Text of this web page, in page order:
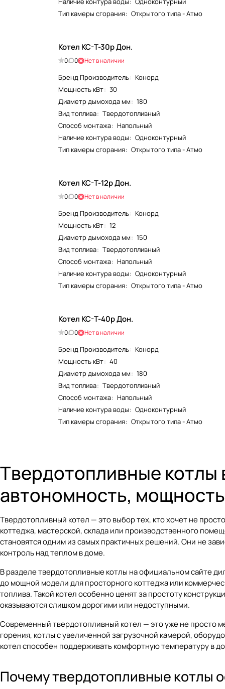
Тип камеры сгорания: Открытого типа - Атмо
Котел КС-Т-30р Дон.
0 0 Нет в наличии
Бренд Производитель: Конорд
Мощность кВт: 30
Диаметр дымохода мм: 180
Вид топлива: Твердотопливный
Способ монтажа: Напольный
Наличие контура воды: Одноконтурный
Тип камеры сгорания: Открытого типа - Атмо
Котел КС-Т-12р Дон.
0 0 Нет в наличии
Бренд Производитель: Конорд
Мощность кВт: 12
Диаметр дымохода мм: 150
Вид топлива: Твердотопливный
Способ монтажа: Напольный
Наличие контура воды: Одноконтурный
Тип камеры сгорания: Открытого типа - Атмо
Котел КС-Т-40р Дон.
0 0 Нет в наличии
Бренд Производитель: Конорд
Мощность кВт: 40
Диаметр дымохода мм: 180
Вид топлива: Твердотопливный
Способ монтажа: Напольный
Наличие контура воды: Одноконтурный
Тип камеры сгорания: Открытого типа - Атмо
Твердотопливные котлы
автономность,
Твердотопливный котел — это выбор тех, кто хочет не
коттеджа, мастерской, склада или производственного
становятся одним из самых практичных решений. Они не
контроль над теплом в доме.
В разделетвердотопливные котлы на официальном сайте
до мощной модели для просторного коттеджа или
топлива. Такой котел особенно ценят за простоту
оказываются слишком дорогими или недоступными.
Современный твердотопливный котел — это уже не просто
горения, котлы с увеличенной загрузочной камерой,
котел способен поддерживать комфортную температуру в
Почему твердотопливные котлы